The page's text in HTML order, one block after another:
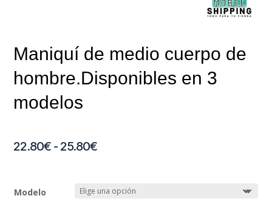
Maniquí de medio cuerpo de
hombre.Disponibles en 3
modelos
22.80€ - 25.80€Rango
precios:
Modelo